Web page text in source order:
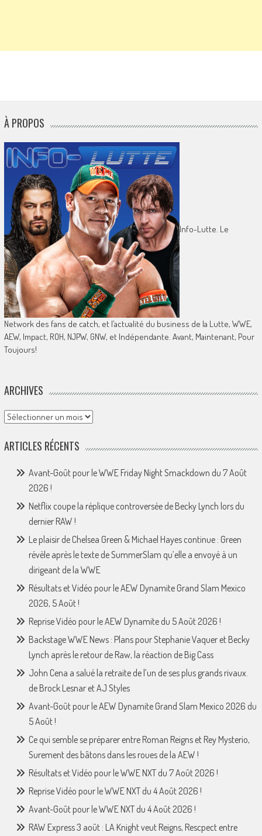
À PROPOS
Info-Lutte. Le
Network des fans de catch, et l’actualité du business de la Lutte, WWE,
AEW, Impact, ROH, NJPW, GNW, et Indépendante. Avant, Maintenant, Pour
Toujours!
ARCHIVES
Archives
ARTICLES RÉCENTS
Avant-Goût pour le WWE Friday Night Smackdown du 7 Août
2026 !
Netflix coupe la réplique controversée de Becky Lynch lors du
dernier RAW !
Le plaisir de Chelsea Green & Michael Hayes continue : Green
révèle après le texte de SummerSlam qu’elle a envoyé à un
dirigeant de la WWE
Résultats et Vidéo pour le AEW Dynamite Grand Slam Mexico
2026, 5 Août !
Reprise Vidéo pour le AEW Dynamite du 5 Août 2026 !
Backstage WWE News : Plans pour Stephanie Vaquer et Becky
Lynch après le retour de Raw, la réaction de Big Cass
John Cena a salué la retraite de l’un de ses plus grands rivaux.
de Brock Lesnar et AJ Styles
Avant-Goût pour le AEW Dynamite Grand Slam Mexico 2026 du
5 Août !
Ce qui semble se préparer entre Roman Reigns et Rey Mysterio,
Surement des bâtons dans les roues de la AEW !
Résultats et Vidéo pour le WWE NXT du 7 Août 2026 !
Reprise Vidéo pour le WWE NXT du 4 Août 2026 !
Avant-Goût pour le WWE NXT du 4 Août 2026 !
RAW Express 3 août : LA Knight veut Reigns, Rescpect entre